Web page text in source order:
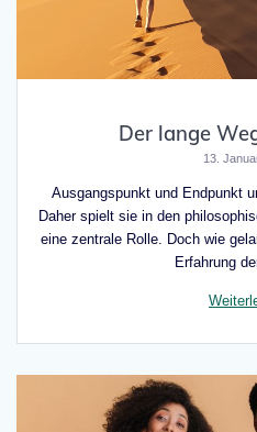
Der lange
13.
Ausgangspunkt und Endpunkt
Daher spielt sie in den
eine zentrale Rolle. Doch wie
Erfahrung